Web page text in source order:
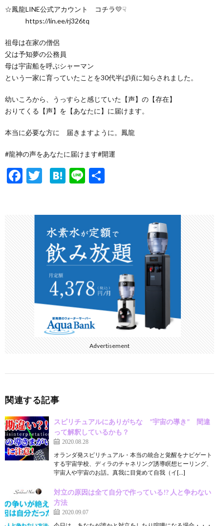
☆鳳龍LINE公式アカウント コチラ💛☟
https://lin.ee/rj326tq
祖母は在家の僧侶
父は予知夢の公務員
母は宇宙船を呼ぶシャーマン
という一家に育っていたことを30代半ば頃に知らされました。
幼いころから、うっすらと感じていた【声】の【存在】
おりてくる【声】を【あなたに】に届けます。
本当に必要な方に 届きますように。鳳龍
#龍神の声をあなたに届けます#開運
F
T
er
H
n
a
Li
Advertisement
関連する記事
スピリチュアルにありがちな ”宇宙の導き” 間違
って解釈しているかも？
2020.08.28
オランダ発スピリチュアル・本当の統合と覚醒をナビゲート
する宇宙学校、ディラのチャネリング誘導瞑想ヒーリング、
宇宙人や宇宙のお話。真我に目覚めて自我（イ[…]
対立の原因は全て自分で作っている!? 人と争わない
方法
2020.09.07